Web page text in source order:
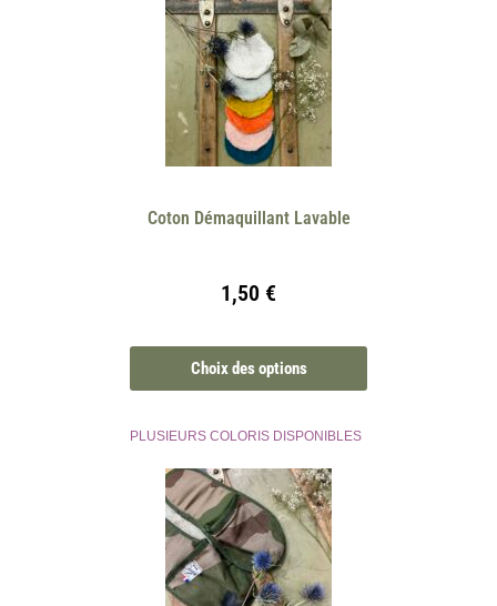
Coton Démaquillant Lavable
1,50 €
Choix des options
PLUSIEURS COLORIS DISPONIBLES